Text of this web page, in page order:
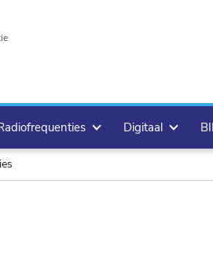
Digitaal